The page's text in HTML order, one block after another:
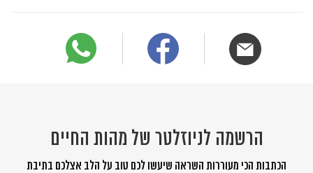
הרשמה לניוזלטר של מהות החיים
הכתבות הכי מעוררות השראה שיעשו לכם טוב על הלב אצלכם בתיבת